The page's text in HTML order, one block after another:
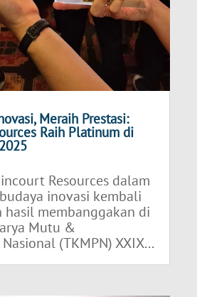
Meraih Prestasi:
Raih Platinum di
Resources dalam
inovasi kembali
hasil membanggakan di
Mutu &
(TKMPN) XXIX...